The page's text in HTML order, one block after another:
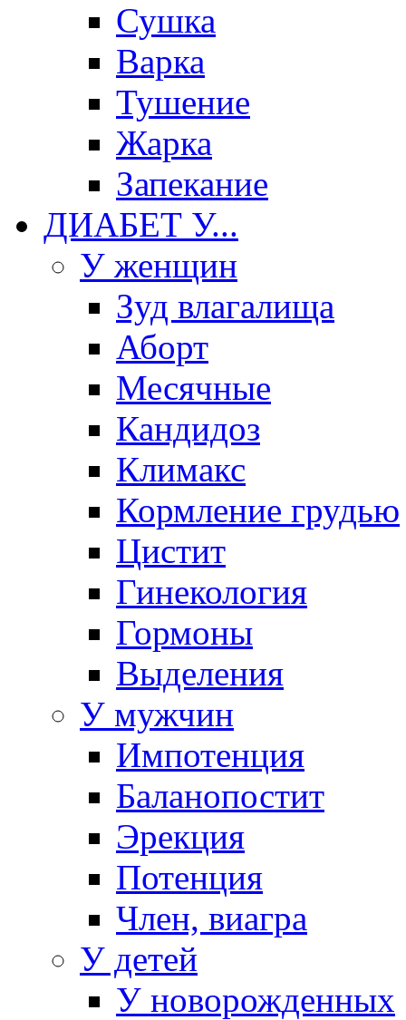
Сушка
Варка
Тушение
Жарка
Запекание
ДИАБЕТ У...
У женщин
Зуд влагалища
Аборт
Месячные
Кандидоз
Климакс
Кормление грудью
Цистит
Гинекология
Гормоны
Выделения
У мужчин
Импотенция
Баланопостит
Эрекция
Потенция
Член, виагра
У детей
У новорожденных